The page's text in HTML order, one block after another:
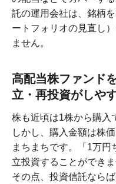
託の運用会社は、銘柄
ートフォリオの見直し
ません。
高配当株ファンド
立・再投資がしや
株も近頃は1株から購入
しかし、購入金額は株
まちまちです。「1万
立投資することができま
その点、投資信託なら